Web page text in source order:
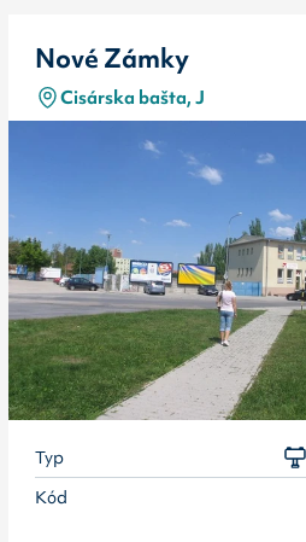
Nové Zámky
Cisárska bašta, J
Typ
Kód